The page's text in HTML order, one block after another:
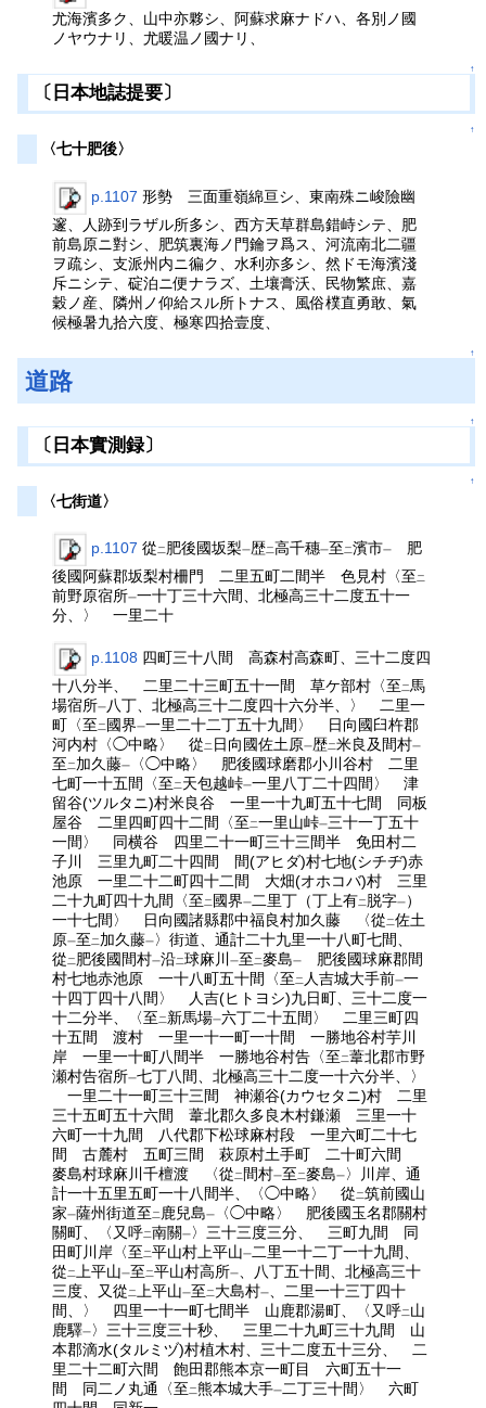
尤海濱多ク、山中亦夥シ、阿蘇求麻ナドハ、各別ノ國
ノヤウナリ、尤暖温ノ國ナリ、
↑
〔日本地誌提要〕
↑
〈七十肥後〉
p.1107 形勢 三面重嶺綿亘シ、東南殊ニ峻險幽
邃、人跡到ラザル所多シ、西方天草群島錯峙シテ、肥
前島原ニ對シ、肥筑裏海ノ門鑰ヲ爲ス、河流南北二疆
ヲ疏シ、支派州内ニ徧ク、水利亦多シ、然ドモ海濱淺
斥ニシテ、碇泊ニ便ナラズ、土壤膏沃、民物繁庶、嘉
穀ノ産、隣州ノ仰給スル所トナス、風俗樸直勇敢、氣
候極暑九拾六度、極寒四拾壹度、
↑
道路
↑
〔日本實測録〕
↑
〈七街道〉
p.1107 從二肥後國坂梨一歴二高千穗一至二濱市一
肥
後國阿蘇郡坂梨村柵門 二里五町二間半 色見村〈至二
前野原宿所一一十丁三十六間、北極高三十二度五十一
分、〉 一里二十
p.1108 四町三十八間 高森村高森町、三十二度四
十八分半、 二里二十三町五十一間 草ケ部村〈至二馬
場宿所一 八丁、北極高三十二度四十六分半、〉 二里一
町〈至二國界一一里二十二丁五十九間〉 日向國臼杵郡
河内村〈◯中略〉 從二 日向國佐土原一歴二米良及間村一
至二加久藤一
〈◯中略〉 肥後國球磨郡小川谷村 二里
七町一十五間〈至二天包越峠一一里八丁二十四間〉 津
留谷(ツルタニ)村米良谷 一里一十九町五十七間 同板
屋谷 二里四町四十二間〈至二一里山峠一三十一丁五十
一間〉 同横谷 四里二十一町三十三間半 免田村二
子川 三里九町二十四間 間(アヒダ)村七地(シチヂ)赤
池原 一里二十二町四十二間 大畑(オホコバ)村 三里
二十九町四十九間〈至二國界一 二里丁（丁上有二脱字一 ）
一十七間〉 日向國諸縣郡中福良村加久藤 〈從二佐土
原一至二加久藤一 〉街道、通計二十九里一十八町七間、
從二肥後國間村一沿二球麻川一至二麥島一
肥後國球麻郡間
村七地赤池原 一十八町五十間〈至二 人吉城大手前一一
十四丁四十八間〉 人吉(ヒトヨシ)九日町、三十二度一
十二分半、〈至二新馬場一六丁二十五間〉 二里三町四
十五間 渡村 一里一十一町一十間 一勝地谷村芋川
岸 一里一十町八間半 一勝地谷村告〈至二葦北郡市野
瀬村告宿所一七丁八間、北極高三十二度一十六分半、〉
一里二十一町三十三間 神瀬谷(カウセタニ)村 二里
三十五町五十六間 葦北郡久多良木村鎌瀬 三里一十
六町一十九間 八代郡下松球麻村段 一里六町二十七
間 古麓村 五町三間 萩原村土手町 二十町六間
麥島村球麻川千檀渡 〈從二間村一至二麥島一 〉川岸、通
計一十五里五町一十八間半、〈◯中略〉 從二筑前國山
家一薩州街道至二 鹿兒島一
〈◯中略〉 肥後國玉名郡關村
關町、〈又呼二南關一 〉三十三度三分、 三町九間 同
田町川岸〈至二平山村上平山一 二里一十二丁一十九間、
從二 上平山一至二平山村高所一
、八丁五十間、北極高三十
三度、又從二 上平山一至二大島村一
、二里一十三丁四十
間、〉 四里一十一町七間半 山鹿郡湯町、〈又呼二山
鹿驛一 〉三十三度三十秒、 三里二十九町三十九間 山
本郡滴水(タルミヅ)村植木村、三十二度五十三分、 二
里二十二町六間 飽田郡熊本京一町目 六町五十一
間 同二ノ丸通〈至二熊本城大手一 二丁三十間〉 六町